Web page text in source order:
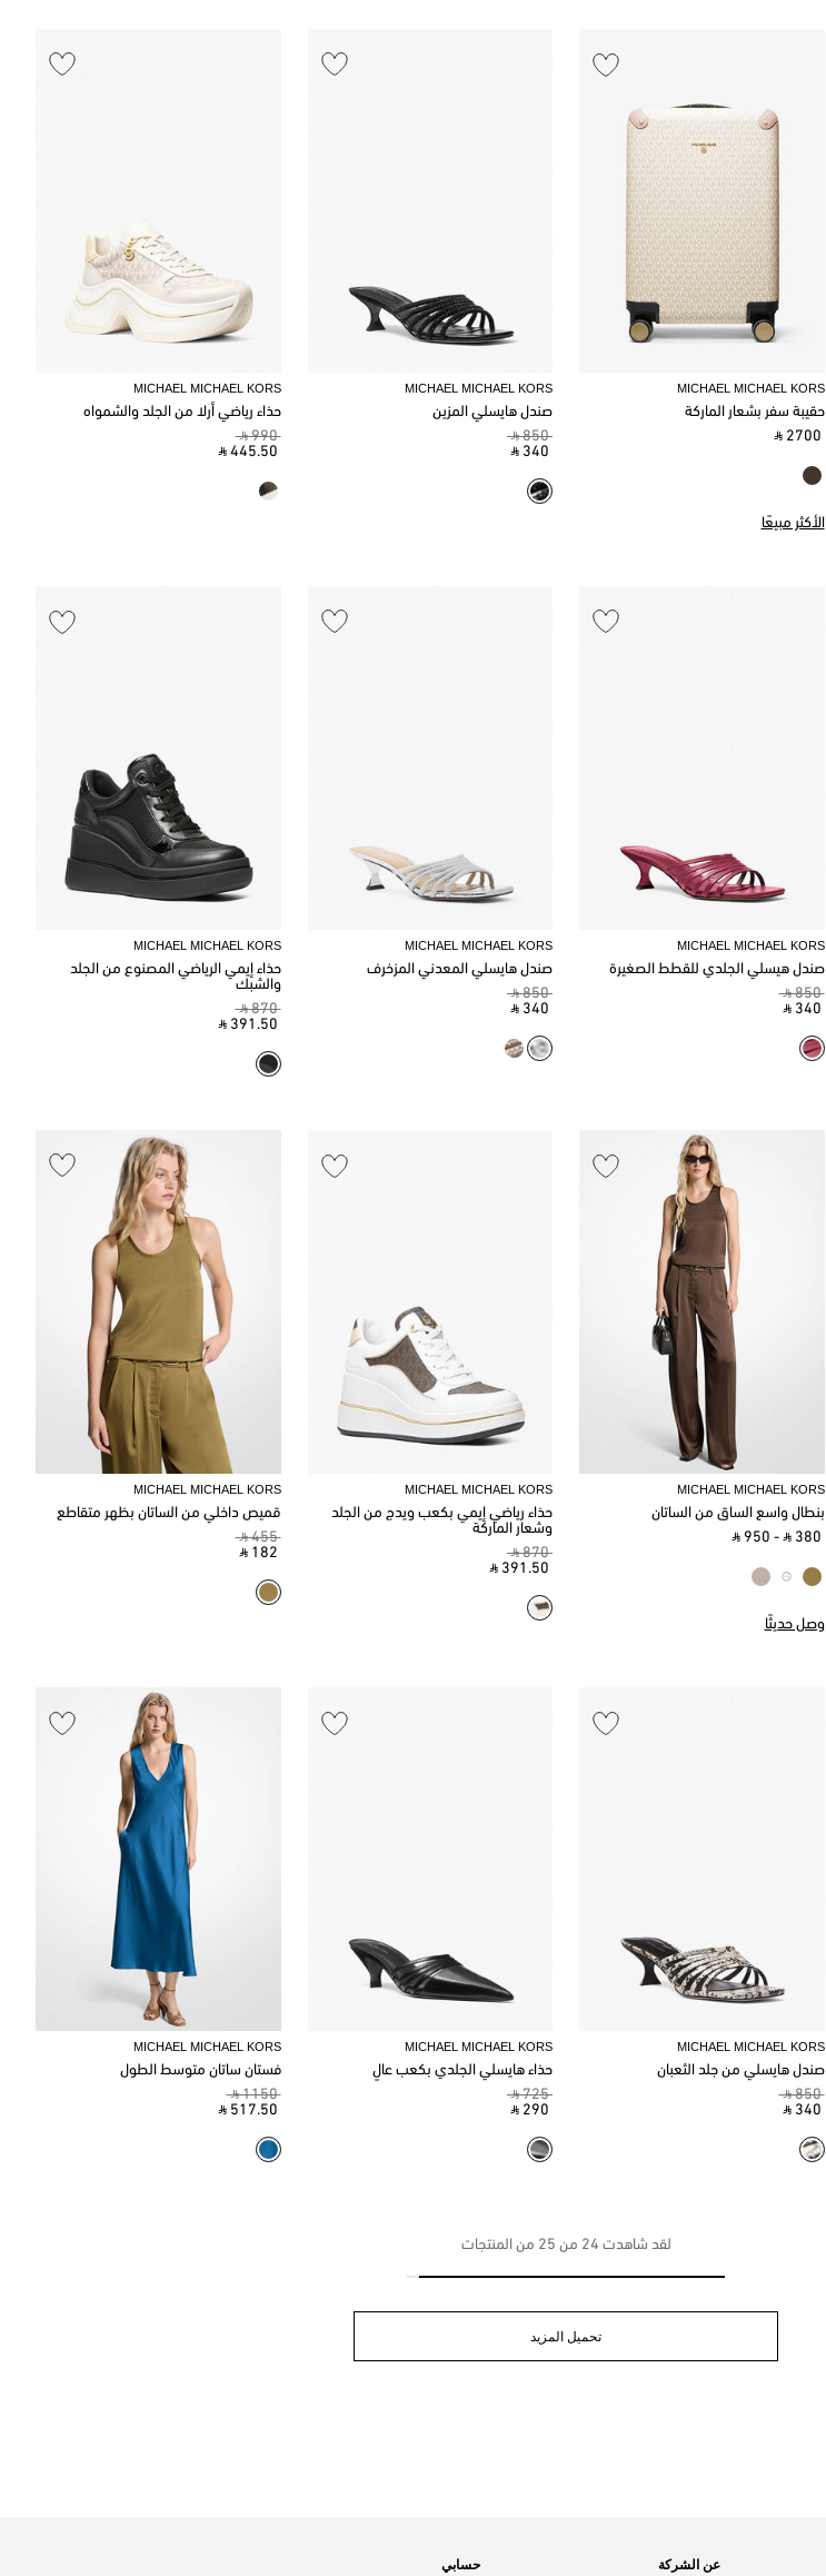
MICHAEL MICHAEL KORS
حقيبة سفر بشعار الماركة
‎ ⃁ 2700 ‎
الأكثر مبيعًا
MICHAEL MICHAEL KORS
صندل هايسلي المزين
‎ ⃁ 850 ‎
‎ ⃁ 340 ‎
MICHAEL MICHAEL KORS
حذاء رياضي أرلا من الجلد والشمواه
‎ ⃁ 990 ‎
‎ ⃁ 445.50 ‎
MICHAEL MICHAEL KORS
صندل هيسلي الجلدي للقطط الصغيرة
‎ ⃁ 850 ‎
‎ ⃁ 340 ‎
MICHAEL MICHAEL KORS
صندل هايسلي المعدني المزخرف
‎ ⃁ 850 ‎
‎ ⃁ 340 ‎
MICHAEL MICHAEL KORS
حذاء إيمي الرياضي المصنوع من الجلد
والشبك
‎ ⃁ 870 ‎
‎ ⃁ 391.50 ‎
MICHAEL MICHAEL KORS
بنطال واسع الساق من الساتان
‎ ⃁ 380 ‎
-
‎ ⃁ 950 ‎
وصل حديثًا
MICHAEL MICHAEL KORS
حذاء رياضي إيمي بكعب ويدج من الجلد
وشعار الماركة
‎ ⃁ 870 ‎
‎ ⃁ 391.50 ‎
MICHAEL MICHAEL KORS
قميص داخلي من الساتان بظهر متقاطع
‎ ⃁ 455 ‎
‎ ⃁ 182 ‎
MICHAEL MICHAEL KORS
صندل هايسلي من جلد الثعبان
‎ ⃁ 850 ‎
‎ ⃁ 340 ‎
MICHAEL MICHAEL KORS
حذاء هايسلي الجلدي بكعب عالٍ
‎ ⃁ 725 ‎
‎ ⃁ 290 ‎
MICHAEL MICHAEL KORS
فستان ساتان متوسط ​​الطول
‎ ⃁ 1150 ‎
‎ ⃁ 517.50 ‎
لقد شاهدت 24 من 25 من المنتجات
تحميل المزيد
عن الشركة حسابي